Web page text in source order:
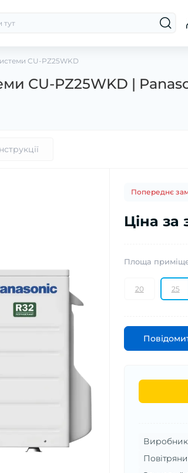
CU-PZ25WKD
CU-PZ25WKD |
Попереднє
Ціна за
Площа
20 25